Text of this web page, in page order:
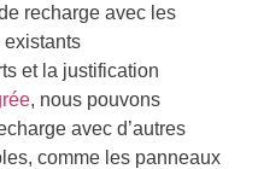
recharge avec les
existants
et la justification
, nous pouvons
avec d’autres
comme les panneaux